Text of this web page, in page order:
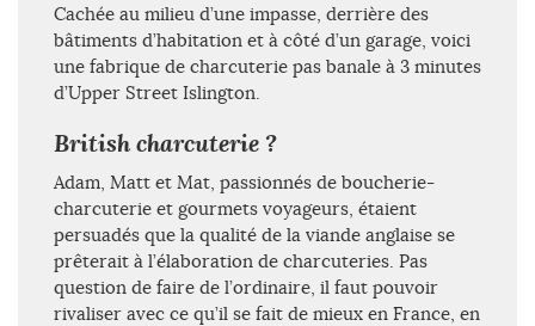
Cachée au milieu d’une impasse, derrière des
bâtiments d’habitation et à côté d’un garage, voici
une fabrique de charcuterie pas banale à 3 minutes
d’Upper Street Islington.
British charcuterie ?
Adam, Matt et Mat, passionnés de boucherie-
charcuterie et gourmets voyageurs, étaient
persuadés que la qualité de la viande anglaise se
prêterait à l’élaboration de charcuteries. Pas
question de faire de l’ordinaire, il faut pouvoir
rivaliser avec ce qu’il se fait de mieux en France, en